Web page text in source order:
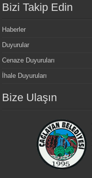
Bizi Takip Edin
Haberler
Duyurular
Cenaze Duyuruları
İhale Duyuruları
Bize Ulaşın